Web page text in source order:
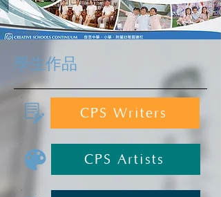
學生作品
CPS Writers
CPS Artists